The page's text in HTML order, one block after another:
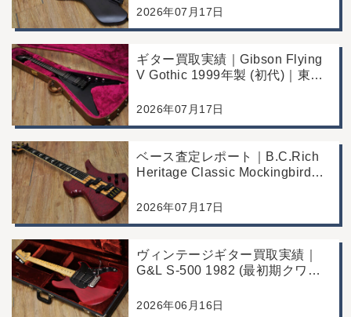
店
2026年07月17日
ギター買取実績｜Gibson Flying
V Gothic 1999年製 (初代)｜東京
2026年07月17日
ベース査定レポート｜B.C.Rich
Heritage Classic Mockingbird
にて買取
2026年07月17日
ヴィンテージギター買取実績｜
G&L S-500 1982 (最初期クワガ
買取/コンディション良好の査定
2026年06月16日